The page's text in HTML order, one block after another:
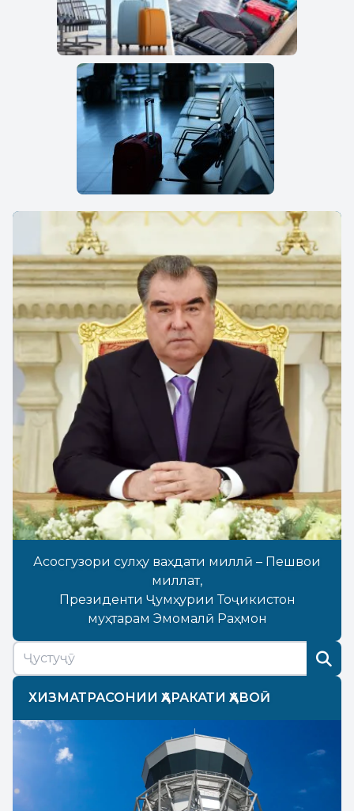
Асосгузори сулҳу ваҳдати миллӣ – Пешвои
миллат,
Президенти Ҷумҳурии Тоҷикистон
муҳтарам Эмомалӣ Раҳмон
ХИЗМАТРАСОНИИ ҲАРАКАТИ ҲАВОӢ